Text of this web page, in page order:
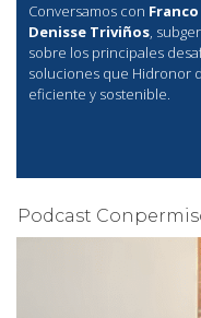
Conversamos con Franco
Denisse Triviños,
sobre los principales
soluciones que Hidronor
eficiente y sostenible.
Podcast